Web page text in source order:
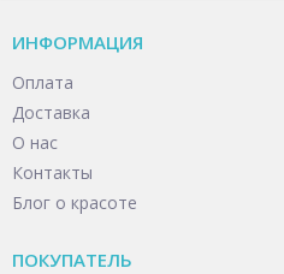
ИНФОРМАЦИЯ
Оплата
Доставка
О нас
Контакты
Блог о красоте
ПОКУПАТЕЛЬ